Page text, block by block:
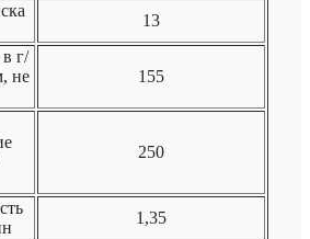
13
г/
не
155
250
1,35